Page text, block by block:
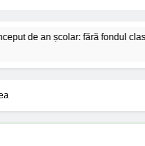
an școlar: fără fondul clasei, fără